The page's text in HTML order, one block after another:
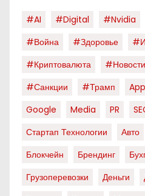
#AI #digital #nvidia
#война
#здоровье
#криптовалюта
#санкции
#трамп
Google
Media PR
Стартап Технологии
Авто
Блокчейн
Брендинг
Грузоперевозки
Деньги